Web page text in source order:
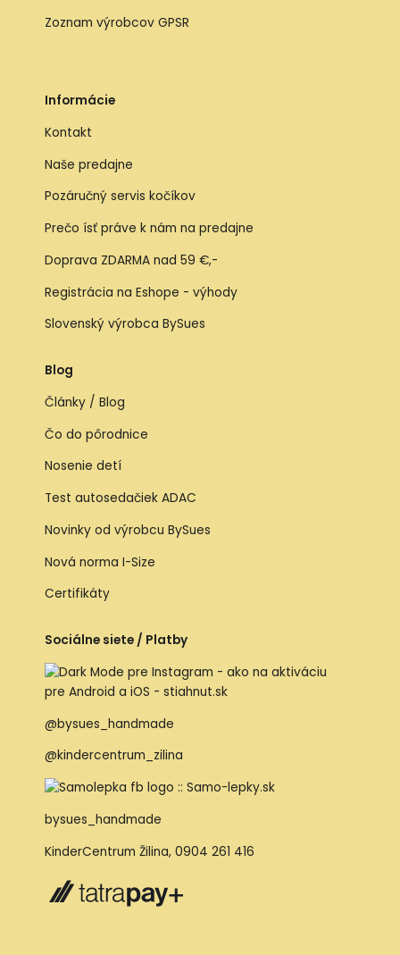
Zoznam výrobcov GPSR
Informácie
Kontakt
Naše predajne
Pozáručný servis kočíkov
Prečo ísť práve k nám na predajne
Doprava ZDARMA nad 59 €,-
Registrácia na Eshope - výhody
Slovenský výrobca BySues
Blog
Články / Blog
Čo do pôrodnice
Nosenie detí
Test autosedačiek ADAC
Novinky od výrobcu BySues
Nová norma I-Size
Certifikáty
Sociálne siete / Platby
@bysues_handmade
@kindercentrum_zilina
bysues_handmade
KinderCentrum Žilina, 0904 261 416